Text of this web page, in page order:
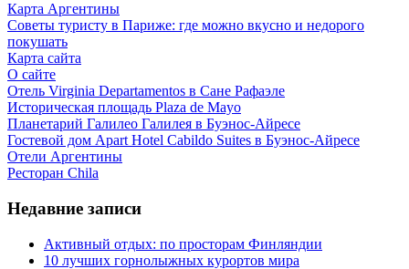
Карта Аргентины
Советы туристу в Париже: где можно вкусно и недорого
покушать
Карта сайта
О сайте
Отель Virginia Departamentos в Сане Рафаэле
Историческая площадь Plaza de Mayo
Планетарий Галилео Галилея в Буэнос-Айресе
Гостевой дом Apart Hotel Cabildo Suites в Буэнос-Айресе
Отели Аргентины
Ресторан Chila
Недавние записи
Активный отдых: по просторам Финляндии
10 лучших горнолыжных курортов мира